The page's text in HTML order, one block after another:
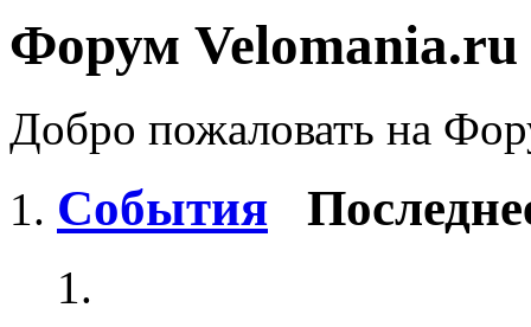
Форум Velomania.ru
Добро пожаловать на
События